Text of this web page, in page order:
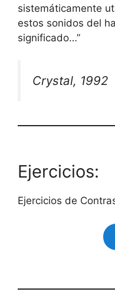
sistemáticamente
estos sonidos del
significado…”
Crystal, 1992
Ejercicios:
Ejercicios de